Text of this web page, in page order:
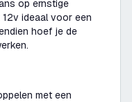
op ernstige
ideaal voor een
hoef je de
met een